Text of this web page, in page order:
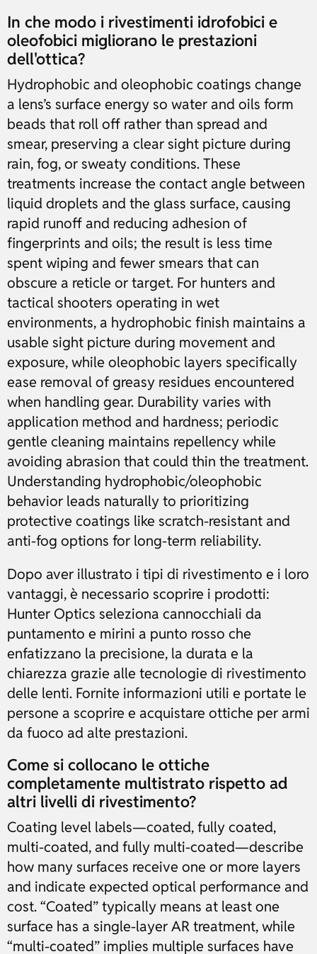
In che modo i rivestimenti idrofobici e
oleofobici migliorano le prestazioni
dell'ottica?
Hydrophobic and oleophobic coatings change
a lens’s surface energy so water and oils form
beads that roll off rather than spread and
smear, preserving a clear sight picture during
rain, fog, or sweaty conditions. These
treatments increase the contact angle between
liquid droplets and the glass surface, causing
rapid runoff and reducing adhesion of
fingerprints and oils; the result is less time
spent wiping and fewer smears that can
obscure a reticle or target. For hunters and
tactical shooters operating in wet
environments, a hydrophobic finish maintains a
usable sight picture during movement and
exposure, while oleophobic layers specifically
ease removal of greasy residues encountered
when handling gear. Durability varies with
application method and hardness; periodic
gentle cleaning maintains repellency while
avoiding abrasion that could thin the treatment.
Understanding hydrophobic/oleophobic
behavior leads naturally to prioritizing
protective coatings like scratch-resistant and
anti-fog options for long-term reliability.
Dopo aver illustrato i tipi di rivestimento e i loro
vantaggi, è necessario scoprire i prodotti:
Hunter Optics seleziona cannocchiali da
puntamento e mirini a punto rosso che
enfatizzano la precisione, la durata e la
chiarezza grazie alle tecnologie di rivestimento
delle lenti. Fornite informazioni utili e portate le
persone a scoprire e acquistare ottiche per armi
da fuoco ad alte prestazioni.
Come si collocano le ottiche
completamente multistrato rispetto ad
altri livelli di rivestimento?
Coating level labels—coated, fully coated,
multi-coated, and fully multi-coated—describe
how many surfaces receive one or more layers
and indicate expected optical performance and
cost. “Coated” typically means at least one
surface has a single-layer AR treatment, while
“multi-coated” implies multiple surfaces have